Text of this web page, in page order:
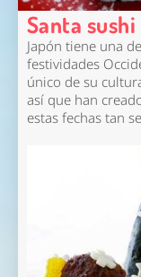
Santa sushi
Japón tiene una
festividades
único de su
así que han
estas fechas tan